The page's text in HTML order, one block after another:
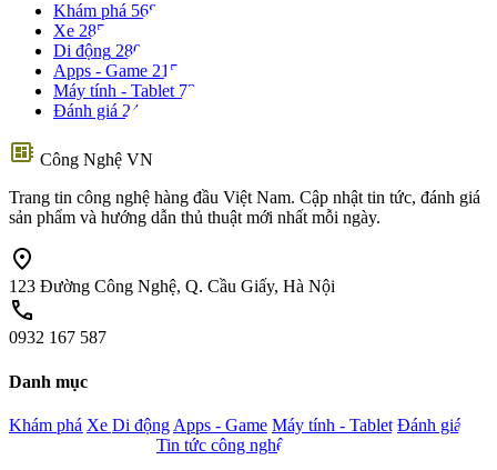
Khám phá 568
Xe 285
Di động 280
Apps - Game 215
Máy tính - Tablet 72
Đánh giá 24
developer_board Công Nghệ VN
Trang tin công nghệ hàng đầu Việt Nam. Cập nhật tin tức, đánh giá
sản phẩm và hướng dẫn thủ thuật mới nhất mỗi ngày.
location_on
123 Đường Công Nghệ, Q. Cầu Giấy, Hà Nội
call
0932 167 587
Danh mục
Khám phá Xe Di động Apps - Game Máy tính - Tablet Đánh giá
Tin tức công nghệ